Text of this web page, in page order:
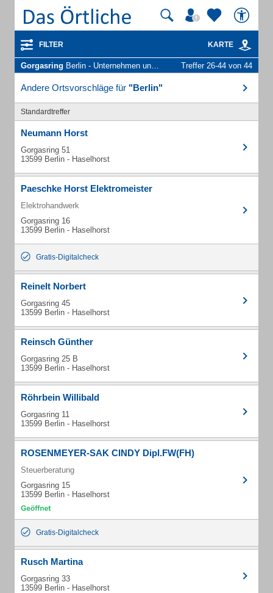
FILTER KARTE
Gorgasring Berlin - Unternehmen und Personen Treffer 26-44 von 44
Andere Ortsvorschläge für "Berlin"
Standardtreffer
Neumann Horst
Gorgasring 51
13599 Berlin - Haselhorst
Paeschke Horst Elektromeister
Elektrohandwerk
Gorgasring 16
13599 Berlin - Haselhorst
Gratis-Digitalcheck
Reinelt Norbert
Gorgasring 45
13599 Berlin - Haselhorst
Reinsch Günther
Gorgasring 25 B
13599 Berlin - Haselhorst
Röhrbein Willibald
Gorgasring 11
13599 Berlin - Haselhorst
ROSENMEYER-SAK CINDY Dipl.FW(FH)
Steuerberatung
Gorgasring 15
13599 Berlin - Haselhorst
Gratis-Digitalcheck
Rusch Martina
Gorgasring 33
13599 Berlin - Haselhorst